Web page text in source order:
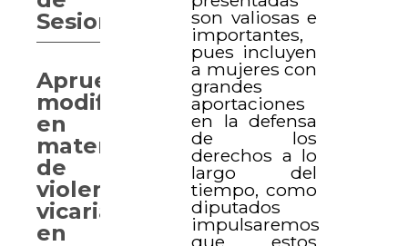
son valiosas e
importantes,
pues incluyen
a mujeres con
grandes
aportaciones
en la defensa
de los
derechos a lo
largo del
tiempo, como
diputados
impulsaremos
que estos
Sesiones
Aprueban
modificaciones
en
materia
de
violencia
vicaria
en